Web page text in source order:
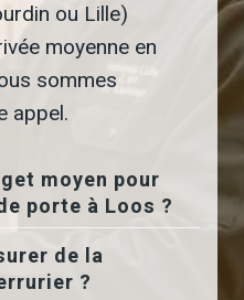
ou Lille)
moyenne en
sommes
appel.
moyen pour
porte à Loos ?
de la
?